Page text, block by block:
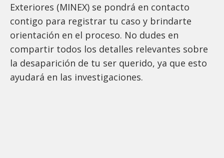
Exteriores (MINEX) se pondrá en contacto
contigo para registrar tu caso y brindarte
orientación en el proceso. No dudes en
compartir todos los detalles relevantes sobre
la desaparición de tu ser querido, ya que esto
ayudará en las investigaciones.